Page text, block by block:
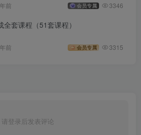
前 会员专属 3346
全套课程（51套课程）
前 会员专属 3315
请登录后发表评论